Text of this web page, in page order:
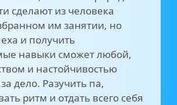
сделают из человека
им занятии, но
и получить
навыки сможет любой,
и настойчивостью
дело. Разучить па,
ритм и отдать всего себя